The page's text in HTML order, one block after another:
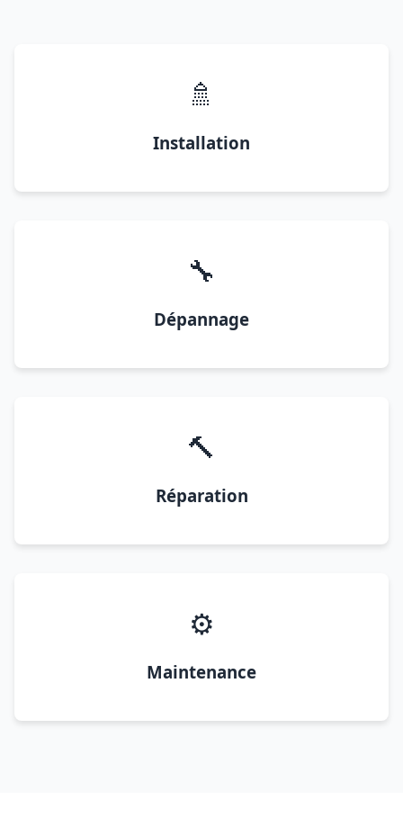
🚿
Installation
🔧
Dépannage
🔨
Réparation
⚙️
Maintenance